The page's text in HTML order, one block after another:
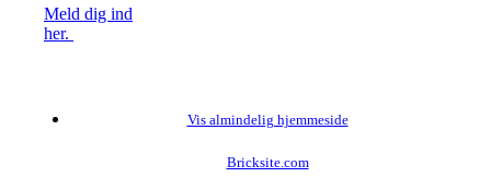
Meld dig ind
her.
Vis almindelig hjemmeside
Bricksite.com